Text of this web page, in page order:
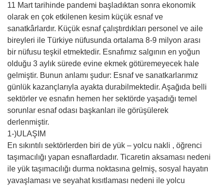
11 Mart tarihinde pandemi başladıktan sonra ekonomik
olarak en çok etkilenen kesim küçük esnaf ve
sanatkârlardır. Küçük esnaf çalıştırdıkları personel ve aile
bireyleri ile Türkiye nüfusunda ortalama 8-9 milyon arası
bir nüfusu teşkil etmektedir. Esnafımız salgının en yoğun
olduğu 3 aylık sürede evine ekmek götüremeyecek hale
gelmiştir. Bunun anlamı şudur: Esnaf ve sanatkarlarımız
günlük kazançlarıyla ayakta durabilmektedir. Aşağıda belli
sektörler ve esnafın hemen her sektörde yaşadığı temel
sorunlar esnaf odası başkanları ile görüşülerek
derlenmiştir.
1-)ULAŞIM
En sıkıntılı sektörlerden biri de yük – yolcu nakli , öğrenci
taşımacılığı yapan esnaflardadır. Ticaretin aksaması nedeni
ile yük taşımacılığı durma noktasına gelmiş, sosyal hayatın
yavaşlaması ve seyahat kısıtlaması nedeni ile yolcu